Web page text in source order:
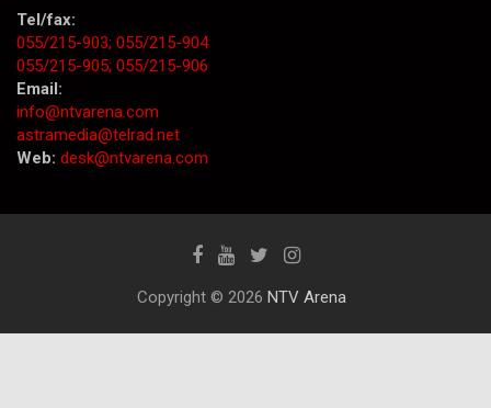
Tel/fax:
055/215-903; 055/215-904
055/215-905; 055/215-906
Email:
info@ntvarena.com
astramedia@telrad.net
Web: desk@ntvarena.com
Copyright © 2026 NTV Arena